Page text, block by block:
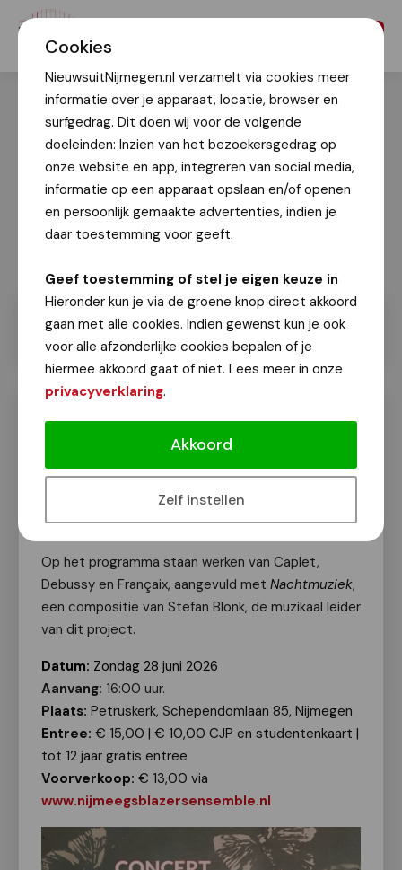
Cookies
NieuwsuitNijmegen.nl verzamelt via cookies meer
informatie over je apparaat, locatie, browser en
surfgedrag. Dit doen wij voor de volgende
doeleinden: Inzien van het bezoekersgedrag op
onze website en app, integreren van social media,
informatie op een apparaat opslaan en/of openen
en persoonlijk gemaakte advertenties, indien je
daar toestemming voor geeft.
Geef toestemming of stel je eigen keuze in
Hieronder kun je via de groene knop direct akkoord
gaan met alle cookies. Indien gewenst kun je ook
voor alle afzonderlijke cookies bepalen of je
hiermee akkoord gaat of niet. Lees meer in onze
privacyverklaring.
Akkoord
Zelf instellen
Concert Nijmeegs Blazersensemble
(NBE) op zondag 28 juni in de
Petruskerk,
Van onze redactie
25 mei 2026
Op het programma staan werken van Caplet,
Debussy en Françaix, aangevuld met Nachtmuziek,
een compositie van Stefan Blonk, de muzikaal leider
van dit project.
Datum: Zondag 28 juni 2026
Aanvang: 16:00 uur.
Plaats: Petruskerk, Schependomlaan 85, Nijmegen
Entree: € 15,00 | € 10,00 CJP en studentenkaart |
tot 12 jaar gratis entree
Voorverkoop: € 13,00 via
www.nijmeegsblazersensemble.nl